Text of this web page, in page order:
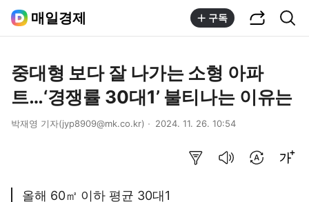
매일경제 구독
중대형 보다 잘 나가는 소형 아파
트…‘경쟁률 30대1’ 불티나는 이유는
박재영 기자(jyp8909@mk.co.kr) 2024. 11. 26. 10:54
올해 60㎡ 이하 평균 30대1